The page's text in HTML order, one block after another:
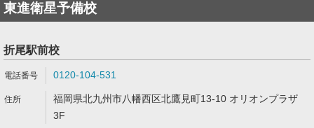
東進衛星予備校
折尾駅前校
0120-104-531
福岡県北九州市八幡西区北鷹見町13-10 オリオンプラザ
3F